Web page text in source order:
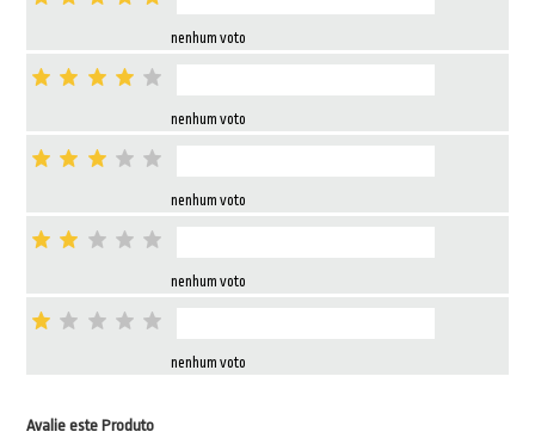
nenhum voto
nenhum voto
nenhum voto
nenhum voto
nenhum voto
Avalie este Produto